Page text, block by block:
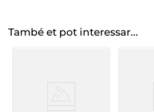
També et pot interessar...